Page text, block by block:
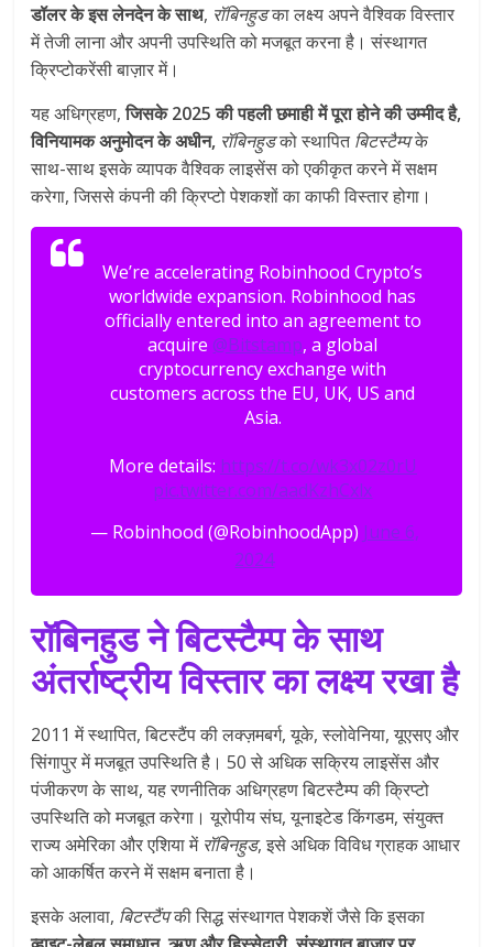
डॉलर के इस लेनदेन के साथ, रॉबिनहुडका लक्ष्य अपने वैश्विक विस्तार
में तेजी लाना और अपनी उपस्थिति को मजबूत करना है। संस्थागत
क्रिप्टोकरेंसी बाज़ार में।
यह अधिग्रहण,जिसके 2025 की पहली छमाही में पूरा होने की उम्मीद है,
विनियामक अनुमोदन के अधीन, रॉबिनहुडको स्थापितबिटस्टैम्पके
साथ-साथ इसके व्यापक वैश्विक लाइसेंस को एकीकृत करने में सक्षम
करेगा, जिससे कंपनी की क्रिप्टो पेशकशों का काफी विस्तार होगा।
We’re accelerating Robinhood Crypto’s
worldwide expansion. Robinhood has
officially entered into an agreement to
acquire @Bitstamp, a global
cryptocurrency exchange with
customers across the EU, UK, US and
Asia.
More details: https://t.co/wk3x02z0rU
pic.twitter.com/aadKzhCxlx
— Robinhood (@RobinhoodApp) June 6,
2024
रॉबिनहुड ने बिटस्टैम्प के साथ
अंतर्राष्ट्रीय विस्तार का लक्ष्य रखा है
2011 में स्थापित, बिटस्टैंप की लक्ज़मबर्ग, यूके, स्लोवेनिया, यूएसए और
सिंगापुर में मजबूत उपस्थिति है। 50 से अधिक सक्रिय लाइसेंस और
पंजीकरण के साथ, यह रणनीतिक अधिग्रहण बिटस्टैम्प की क्रिप्टो
उपस्थिति को मजबूत करेगा। यूरोपीय संघ, यूनाइटेड किंगडम, संयुक्त
राज्य अमेरिका और एशिया में रॉबिनहुड, इसे अधिक विविध ग्राहक आधार
को आकर्षित करने में सक्षम बनाता है।
इसके अलावा, बिटस्टैंपकी सिद्ध संस्थागत पेशकशें जैसे कि इसका